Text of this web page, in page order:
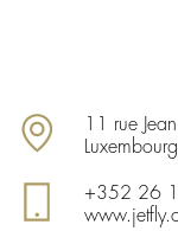
11 rue
Luxembourg
+352 26